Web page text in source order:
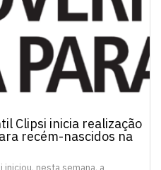
Clipsi inicia realização
recém-nascidos na
nesta semana, a